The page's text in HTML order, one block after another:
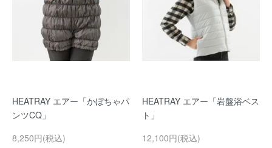
HEATRAY エアー「かぼちゃパ
ンツCQ」
8,250円(税込)
HEATRAY エアー「岩盤浴ベス
ト」
12,100円(税込)